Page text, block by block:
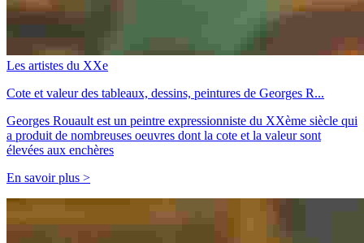
Les artistes du XXe
Cote et valeur des tableaux, dessins, peintures de Georges R...
Georges Rouault est un peintre expressionniste du XXème siècle qui
a produit de nombreuses oeuvres dont la cote et la valeur sont
élevées aux enchères
En savoir plus >